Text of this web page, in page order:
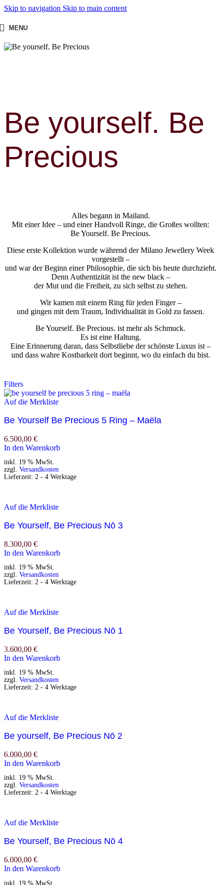
Skip to navigation Skip to main content
MENU
Be yourself. Be
Precious
Alles begann in Mailand.
Mit einer Idee – und einer Handvoll Ringe, die Großes wollten:
Be Yourself. Be Precious.
Diese erste Kollektion wurde während der Milano Jewellery Week
vorgestellt –
und war der Beginn einer Philosophie, die sich bis heute durchzieht.
Denn Authentizität ist the new black –
der Mut und die Freiheit, zu sich selbst zu stehen.
Wir kamen mit einem Ring für jeden Finger –
und gingen mit dem Traum, Individualität in Gold zu fassen.
Be Yourself. Be Precious. ist mehr als Schmuck.
Es ist eine Haltung.
Eine Erinnerung daran, dass Selbstliebe der schönste Luxus ist –
und dass wahre Kostbarkeit dort beginnt, wo du einfach du bist.
Filters
Auf die Merkliste
Be Yourself Be Precious 5 Ring – Maëla
6.500,00 €
In den Warenkorb
inkl. 19 % MwSt.
zzgl. Versandkosten
Lieferzeit: 2 - 4 Werktage
Auf die Merkliste
Be Yourself, Be Precious Nō 3
8.300,00 €
In den Warenkorb
inkl. 19 % MwSt.
zzgl. Versandkosten
Lieferzeit: 2 - 4 Werktage
Auf die Merkliste
Be Yourself, Be Precious Nō 1
3.600,00 €
In den Warenkorb
inkl. 19 % MwSt.
zzgl. Versandkosten
Lieferzeit: 2 - 4 Werktage
Auf die Merkliste
Be yourself, Be Precious Nō 2
6.000,00 €
In den Warenkorb
inkl. 19 % MwSt.
zzgl. Versandkosten
Lieferzeit: 2 - 4 Werktage
Auf die Merkliste
Be Yourself, Be Precious Nō 4
6.000,00 €
In den Warenkorb
inkl. 19 % MwSt.